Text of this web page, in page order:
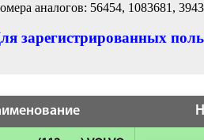
аналогов: 56454, 1083681,
зарегистрированных